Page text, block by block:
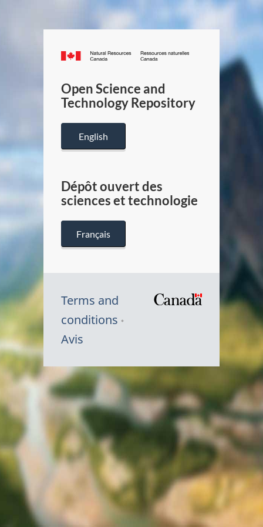
Canada.ca
/
Canada
Open Science and
Technology Repository
English
Dépôt ouvert des
sciences et technologie
Français
Terms and
conditions
Avis
Canada